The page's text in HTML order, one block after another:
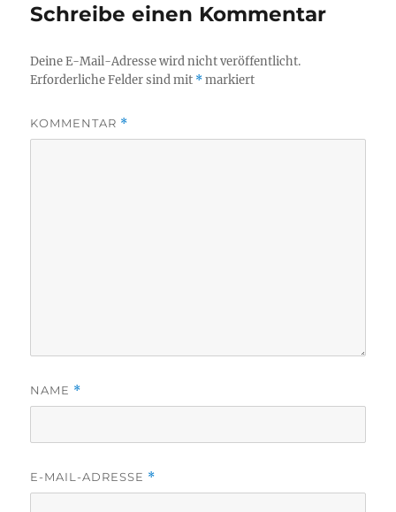
Schreibe einen Kommentar
Deine E-Mail-Adresse wird nicht veröffentlicht.
Erforderliche Felder sind mit *markiert
KOMMENTAR *
NAME *
E-MAIL-ADRESSE *